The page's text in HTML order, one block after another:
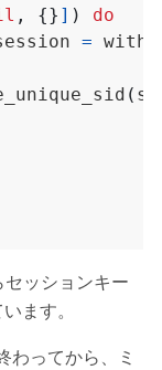
, {} ] )
do
= with
(
ッションキー
ます。
わってから、ミ